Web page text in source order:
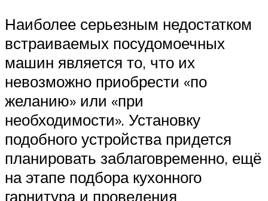
Наиболее серьезным недостатком
встраиваемых посудомоечных
машин является то, что их
невозможно приобрести «по
желанию» или «при
необходимости». Установку
подобного устройства придется
планировать заблаговременно, ещё
на этапе подбора кухонного
гарнитура и проведения